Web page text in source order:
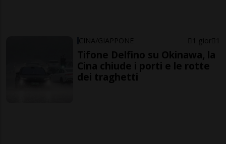
CINA/GIAPPONE 1 gior 1
Tifone Delfino su Okinawa, la
Cina chiude i porti e le rotte
dei traghetti